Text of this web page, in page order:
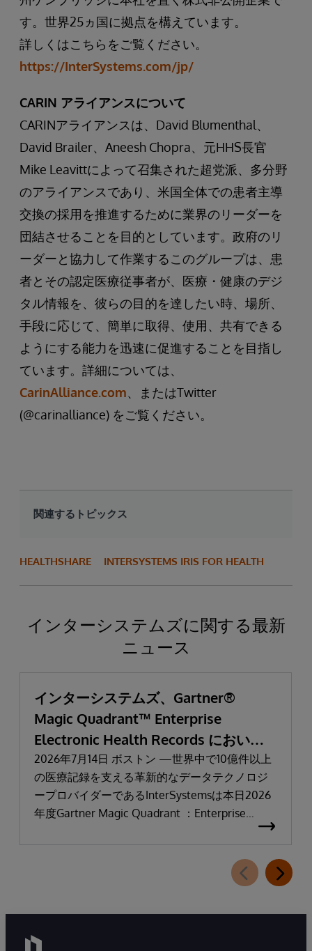
す。世界25ヵ国に拠点を構えています。
詳しくはこちらをご覧ください。
https://InterSystems.com/jp/
CARIN アライアンスについて
CARINアライアンスは、David Blumenthal、
David Brailer、Aneesh Chopra、元HHS長官
Mike Leavittによって召集された超党派、多分野
のアライアンスであり、米国全体での患者主導
交換の採用を推進するために業界のリーダーを
団結させることを目的としています。政府のリ
ーダーと協力して作業するこのグループは、患
者とその認定医療従事者が、医療・健康のデジ
タル情報を、彼らの目的を達したい時、場所、
手段に応じて、簡単に取得、使用、共有できる
ようにする能力を迅速に促進することを目指し
ています。詳細については、
CarinAlliance.com、またはTwitter
(@carinalliance) をご覧ください。
関連するトピックス
HEALTHSHARE INTERSYSTEMS IRIS FOR HEALTH
インターシステムズに関する最新
ニュース
インターシステムズ、Gartner®
Magic Quadrant™ Enterprise
Electronic Health Records において
「リーダー」と評価される
2026年7月14日 ボストン —世界中で10億件以上
の医療記録を支える革新的なデータテクノロジ
ープロバイダーであるInterSystemsは本日2026
年度Gartner Magic Quadrant ：Enterprise
Electronic Health Records（医療機関向け電子カ